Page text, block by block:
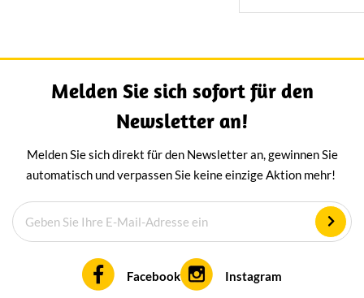
salzige
Melden Sie sich sofort für den
Newsletter an!
Melden Sie sich direkt für den Newsletter an, gewinnen Sie
automatisch und verpassen Sie keine einzige Aktion mehr!
Facebook Instagram